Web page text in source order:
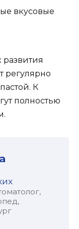
вкусовые
регулярно
К
полностью